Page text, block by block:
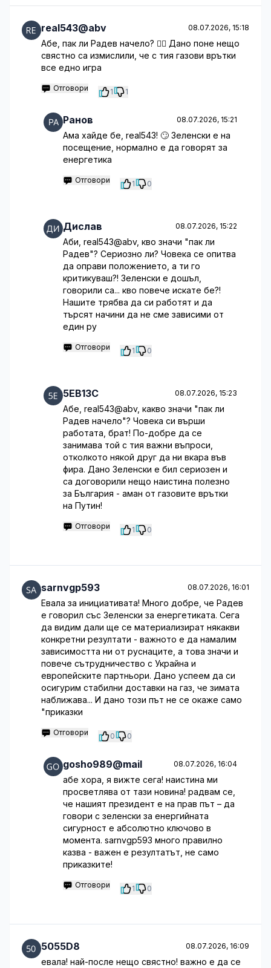
real543@abv 08.07.2026, 15:18
Абе, пак ли Радев начело? 🤦‍♂️ Дано поне нещо
свястно са измислили, че с тия газови врътки
все едно игра
Отговори 1 1
Ранов 08.07.2026, 15:21
Ама хайде бе, real543! 🙄 Зеленски е на
посещение, нормално е да говорят за
енергетика
Отговори 1 0
Дислав 08.07.2026, 15:22
Аби, real543@abv, кво значи "пак ли
Радев"? Сериозно ли? Човека се опитва
да оправи положението, а ти го
критикуваш?! Зеленски е дошъл,
говорили са... кво повече искате бе?!
Нашите трябва да си работят и да
търсят начини да не сме зависими от
един ру
Отговори 1 0
5EB13C 08.07.2026, 15:23
Абе, real543@abv, какво значи "пак ли
Радев начело"? Човека си върши
работата, брат! По-добре да се
занимава той с тия важни въпроси,
отколкото някой друг да ни вкара във
фира. Дано Зеленски е бил сериозен и
са договорили нещо наистина полезно
за България - аман от газовите врътки
на Путин!
Отговори 1 0
sarnvgp593 08.07.2026, 16:01
Евала за инициативата! Много добре, че Радев
е говорил със Зеленски за енергетиката. Сега
да видим дали ще се материализират някакви
конкретни резултати - важното е да намалим
зависимостта ни от руснаците, а това значи и
повече сътрудничество с Украйна и
европейските партньори. Дано успеем да си
осигурим стабилни доставки на газ, че зимата
наближава... И дано този път не се окаже само
"приказки
Отговори 0 0
gosho989@mail 08.07.2026, 16:04
абе хора, я вижте сега! наистина ми
просветлява от тази новина! радвам се,
че нашият президент е на прав път – да
говори с зеленски за енергийната
сигурност е абсолютно ключово в
момента. sarnvgp593 много правилно
казва - важен е резултатът, не само
приказките!
Отговори 1 0
5055D8 08.07.2026, 16:09
евала! най-после нещо свястно! важно е да се